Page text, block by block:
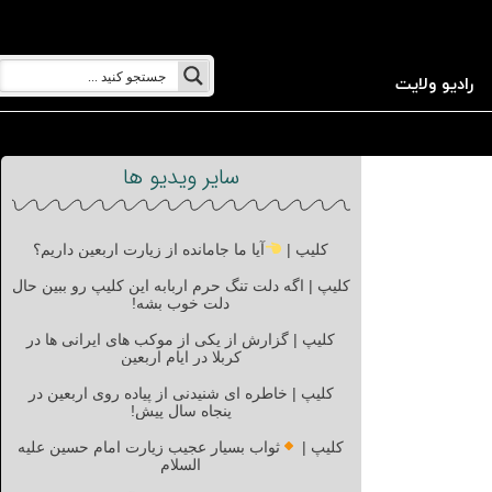
رادیو ولایت
سایر ویدیو ها
کلیپ | آیا ما جامانده از زیارت اربعین داریم؟
کلیپ | اگه دلت تنگ حرم اربابه این کلیپ رو ببین حال
دلت خوب بشه!
کلیپ | گزارش از یکی از موکب های ایرانی ها در
کربلا در ایام اربعین
کلیپ | خاطره ای شنیدنی از پیاده روی اربعین در
پنجاه سال پیش!
کلیپ |
ثواب بسیار عجیب زیارت امام حسین علیه
السلام